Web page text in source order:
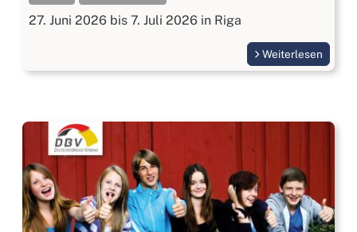
27. Juni 2026 bis 7. Juli 2026 in Riga
Weiterlesen